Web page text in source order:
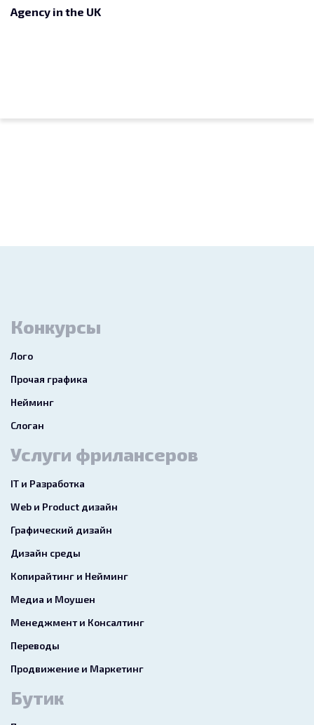
Agency in the UK
Конкурсы
Лого
Прочая графика
Нейминг
Слоган
Услуги фрилансеров
IT и Разработка
Web и Product дизайн
Графический дизайн
Дизайн среды
Копирайтинг и Нейминг
Медиа и Моушен
Менеджмент и Консалтинг
Переводы
Продвижение и Маркетинг
Бутик